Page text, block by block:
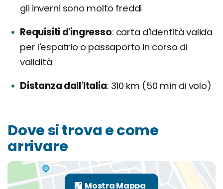
gli inverni sono molto freddi
Requisiti d'ingresso carta d'identità valida
per l'espatrio o passaporto in corso di
validità
Distanza dall'Italia 310 km (50 min di volo)
Dove si trova e come
arrivare